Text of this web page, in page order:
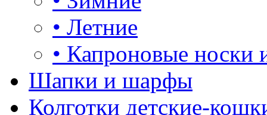
• Летние
• Капроновые носки
Шапки и шарфы
Колготки детские-